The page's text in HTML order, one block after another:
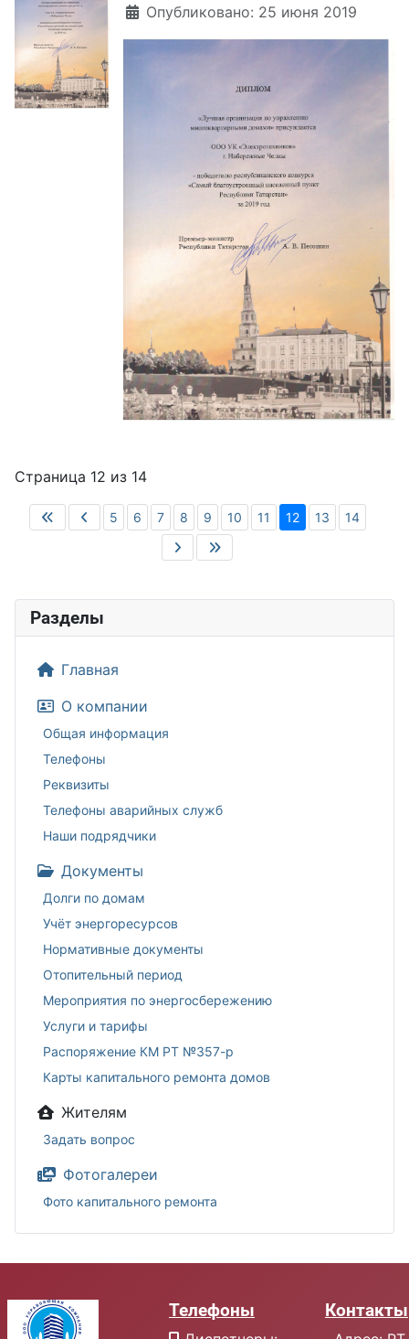
Разделы
Главная
О компании
Общая информация
Телефоны
Реквизиты
Телефоны аварийных служб
Наши подрядчики
Документы
Долги по домам
Учёт энергоресурсов
Нормативные документы
Отопительный период
Мероприятия по энергосбережению
Услуги и тарифы
Распоряжение КМ РТ №357-р
Карты капитального ремонта домов
Жителям
Задать вопрос
Фотогалереи
Фото капитального ремонта
Информация о материале
Опубликовано: 25 июня 2019
Страница 12 из 14
5 6 7 8 9 10 11 12 13 14
Телефоны Контакты